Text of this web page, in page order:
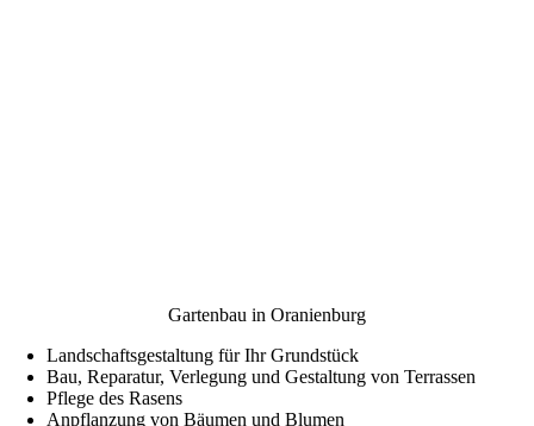
Gartenbau in Oranienburg
Landschaftsgestaltung für Ihr Grundstück
Bau, Reparatur, Verlegung und Gestaltung von Terrassen
Pflege des Rasens
Anpflanzung von Bäumen und Blumen